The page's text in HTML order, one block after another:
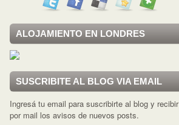
ALOJAMIENTO EN LONDRES
SUSCRIBITE AL BLOG VIA EMAIL
Ingresá tu email para suscribirte al blog y recibir
por mail los avisos de nuevos posts.